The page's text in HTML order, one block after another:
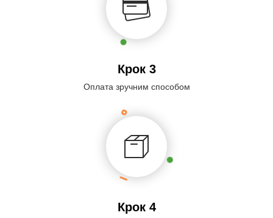
Крок 3
Оплата зручним способом
Крок 4